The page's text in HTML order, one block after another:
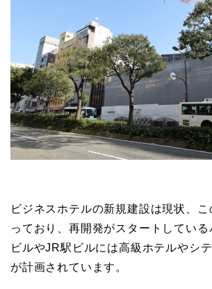
ビジネスホテルの新規建設は現状、こ
っており、再開発がスタートしてい
ビルやJR駅ビルには高級ホテルやシ
が計画されています。